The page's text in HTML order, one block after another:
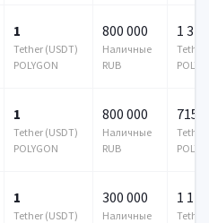
1
Tether (USDT)
POLYGON
800 000
Наличные
RUB
1
Tether
1
Tether (USDT)
POLYGON
800 000
Наличные
RUB
715
Tether
1
Tether (USDT)
300 000
Наличные
1
Tether